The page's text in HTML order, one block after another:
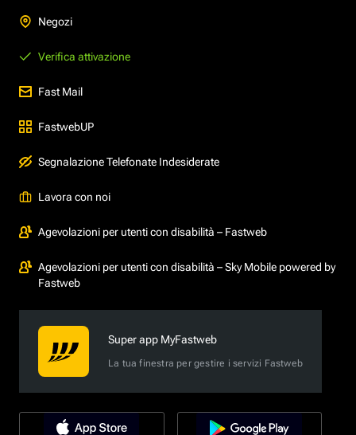
Negozi
Verifica attivazione
Fast Mail
FastwebUP
Segnalazione Telefonate Indesiderate
Lavora con noi
Agevolazioni per utenti con disabilità – Fastweb
Agevolazioni per utenti con disabilità – Sky Mobile powered by
Fastweb
Super app MyFastweb
La tua finestra per gestire i servizi Fastweb